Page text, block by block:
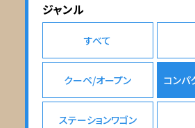
ジャンル
すべて
クーペ/オープン コンパ
ステーションワゴン